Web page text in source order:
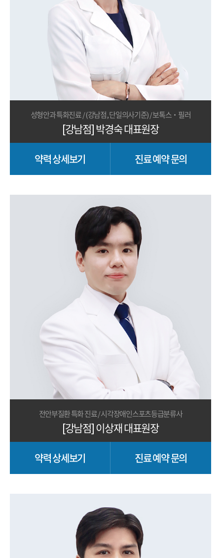
성형안과 특화진료 / (강남점, 단일의사기준) / 보톡스·필러
[강남점] 박경숙 대표원장
약력 상세보기 진료 예약 문의
전안부질환 특화 진료 / 시각장애인스포츠등급분류사
[강남점] 이상재 대표원장
약력 상세보기 진료 예약 문의